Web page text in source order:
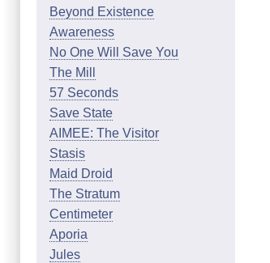
Beyond Existence
Awareness
No One Will Save You
The Mill
57 Seconds
Save State
AIMEE: The Visitor
Stasis
Maid Droid
The Stratum
Centimeter
Aporia
Jules